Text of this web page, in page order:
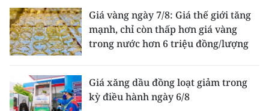
Giá vàng ngày 7/8: Giá thế giới tăng
mạnh, chỉ còn thấp hơn giá vàng
trong nước hơn 6 triệu đồng/lượng
Giá xăng dầu đồng loạt giảm trong
kỳ điều hành ngày 6/8